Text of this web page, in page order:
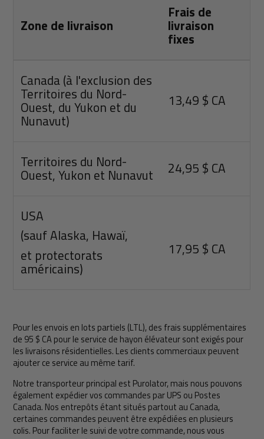
Zone de livraison
Frais de
livraison
fixes
Canada (à l'exclusion des
Territoires du Nord-
Ouest, du Yukon et du
Nunavut)
13,49 $ CA
Territoires du Nord-
Ouest, Yukon et Nunavut 24,95 $ CA
USA
(saufAlaska, Hawaï,
et protectorats
américains)
17,95 $ CA
Pour les envois en lots partiels (LTL), des frais supplémentaires
de 95 $ CA pour le service de hayon élévateur sont exigés pour
les livraisons résidentielles. Les clients commerciaux peuvent
ajouter ce service au même tarif.
Notre transporteur principal est Purolator, mais nous pouvons
également expédier vos commandes par UPS ou Postes
Canada. Nos entrepôts étant situés partout au Canada,
certaines commandes peuvent être expédiées en plusieurs
colis. Pour faciliter le suivi de votre commande, nous vous